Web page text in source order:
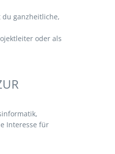
du ganzheitliche,
oder als
Interesse für